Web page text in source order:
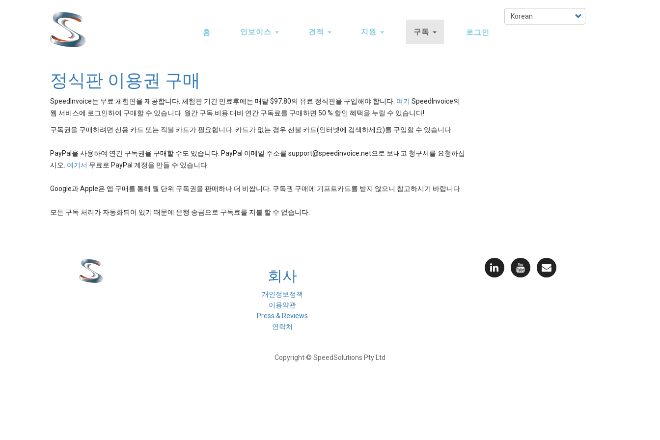
Select
your
Main
navigation
홈 인보이스 견적 지원 구독 로그인
정식판 이용권 구매
SpeedInvoice는 무료 체험판을 제공합니다. 체험판 기간 만료후에는 매달 $97.80의 유료 정식판을 구입해야 합니다. 여기 SpeedInvoice의
웹 서비스에 로그인하여 구매할 수 있습니다. 월간 구독 비용 대비 연간 구독료를 구매하면 50 % 할인 혜택을 누릴 수 있습니다!
구독권을 구매하려면 신용 카드 또는 직불 카드가 필요합니다. 카드가 없는 경우 선불 카드(인터넷에 검색하세요)를 구입할 수 있습니다.
PayPal을 사용하여 연간 구독권을 구매할 수도 있습니다. PayPal 이메일 주소를 support@speedinvoice.net으로 보내고 청구서를 요청하십
시오. 여기서 무료로 PayPal 계정을 만들 수 있습니다.
Google과 Apple은 앱 구매를 통해 월 단위 구독권을 판매하나 더 비쌉니다. 구독권 구매에 기프트카드를 받지 않으니 참고하시기 바랍니다.
모든 구독 처리가 자동화되어 있기 때문에 은행 송금으로 구독료를 지불 할 수 없습니다.
회사
개인정보정책
이용약관
Press & Reviews
연락처
Copyright © SpeedSolutions Pty Ltd